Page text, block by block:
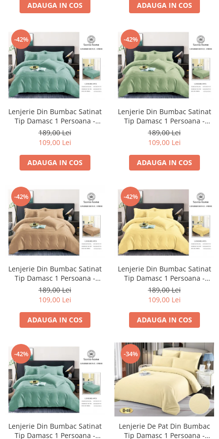
ADAUGA IN COS ADAUGA IN COS
-42%
Lenjerie Din Bumbac Satinat
Tip Damasc 1 Persoana -
Turcoaz Pal
189,00 Lei
109,00 Lei
ADAUGA IN COS
-42%
Lenjerie Din Bumbac Satinat
Tip Damasc 1 Persoana -
Verde Pal
189,00 Lei
109,00 Lei
ADAUGA IN COS
-42%
Lenjerie Din Bumbac Satinat
Tip Damasc 1 Persoana -
Caramiziu Deschis
189,00 Lei
109,00 Lei
ADAUGA IN COS
-42%
Lenjerie Din Bumbac Satinat
Tip Damasc 1 Persoana -
Galben
189,00 Lei
109,00 Lei
ADAUGA IN COS
-42%
Lenjerie Din Bumbac Satinat
Tip Damasc 1 Persoana -
-34%
Lenjerie De Pat Din Bumbac
Tip Damasc 1 Persoana -